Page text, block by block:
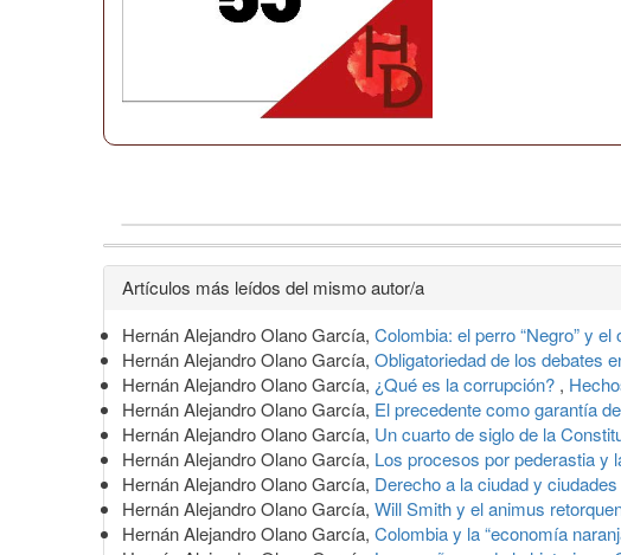
Detalles
del
artículo
Artículos más leídos del mismo autor/a
Hernán Alejandro Olano García, Colombia: el perro “Negro” y
Hernán Alejandro Olano García, Obligatoriedad de los debates
Hernán Alejandro Olano García, ¿Qué es la corrupción? ,
Hernán Alejandro Olano García, El precedente como garantía
Hernán Alejandro Olano García, Un cuarto de siglo de la
Hernán Alejandro Olano García, Los procesos por pederastia y
Hernán Alejandro Olano García, Derecho a la ciudad y
Hernán Alejandro Olano García, Will Smith y el animus
Hernán Alejandro Olano García, Colombia y la “economía